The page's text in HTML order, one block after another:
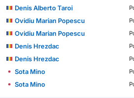
Denis Alberto Taroi
Ovidiu Marian Popescu
Ovidiu Marian Popescu
Denis Hrezdac
Denis Hrezdac
Sota Mino
Sota Mino